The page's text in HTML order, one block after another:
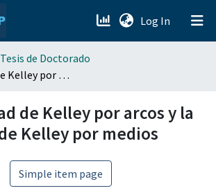
Log In (current)
Tesis de Doctorado
La propiedad de Kelley por arcos y la propiedad de Kelley por medios
de Kelley por arcos y la
Kelley por medios
Simple item page